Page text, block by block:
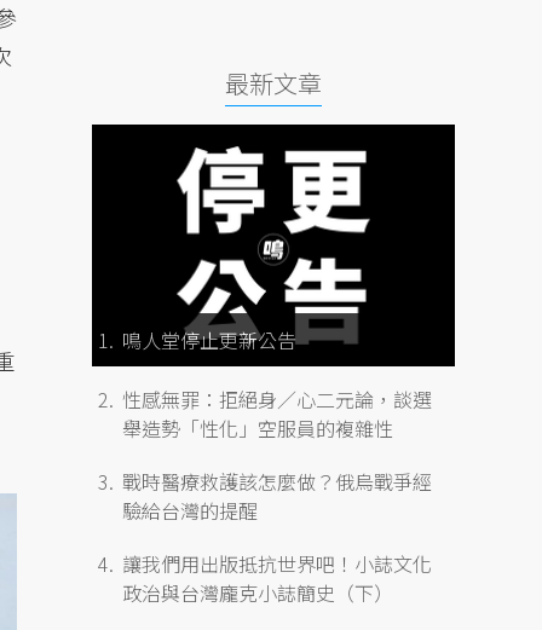
最新文章
鳴人堂停止更新公告
性感無罪：拒絕身／心二元論，談選
舉造勢「性化」空服員的複雜性
戰時醫療救護該怎麼做？俄烏戰爭經
驗給台灣的提醒
讓我們用出版抵抗世界吧！小誌文化
政治與台灣龐克小誌簡史（下）